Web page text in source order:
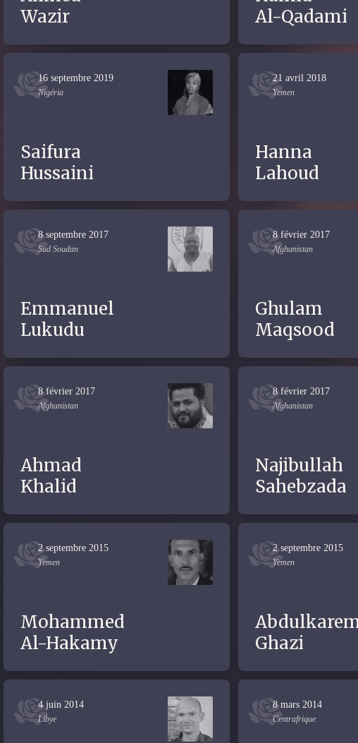
Wazir
Al-Qadami
16 septembre 2019
Nigéria
Saifura
Hussaini
21 avril 2018
Yemen
Hanna
Lahoud
8 septembre 2017
Sud Soudan
Emmanuel
Lukudu
8 février 2017
Afghanistan
Ghulam
Maqsood
8 février 2017
Afghanistan
Ahmad
Khalid
8 février 2017
Afghanistan
Najibullah
Sahebzada
2 septembre 2015
Yemen
Mohammed
Al-Hakamy
2 septembre 2015
Yemen
Ghazi
4 juin 2014
Libye
8 mars 2014
Centrafrique